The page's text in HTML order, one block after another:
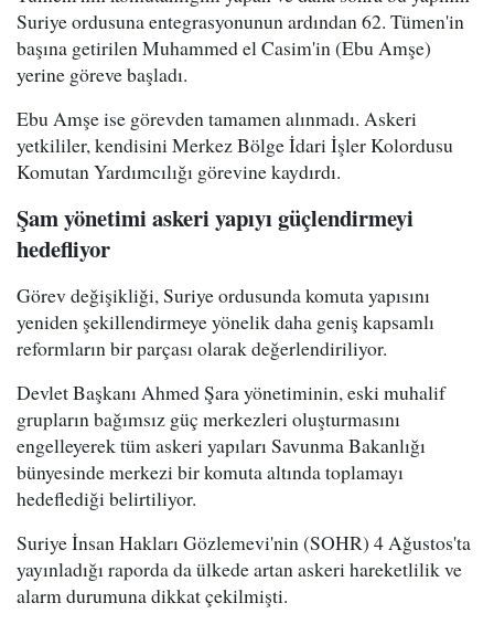
Suriye ordusuna entegrasyonunun ardından 62. Tümen'in
başına getirilen Muhammed el Casim'in (Ebu Amşe)
yerine göreve başladı.
Ebu Amşe ise görevden tamamen alınmadı. Askeri
yetkililer, kendisini Merkez Bölge İdari İşler Kolordusu
Komutan Yardımcılığı görevine kaydırdı.
Şam yönetimi askeri yapıyı güçlendirmeyi
hedefliyor
Görev değişikliği, Suriye ordusunda komuta yapısını
yeniden şekillendirmeye yönelik daha geniş kapsamlı
reformların bir parçası olarak değerlendiriliyor.
Devlet Başkanı Ahmed Şara yönetiminin, eski muhalif
grupların bağımsız güç merkezleri oluşturmasını
engelleyerek tüm askeri yapıları Savunma Bakanlığı
bünyesinde merkezi bir komuta altında toplamayı
hedeflediği belirtiliyor.
Suriye İnsan Hakları Gözlemevi'nin (SOHR) 4 Ağustos'ta
yayınladığı raporda da ülkede artan askeri hareketlilik ve
alarm durumuna dikkat çekilmişti.